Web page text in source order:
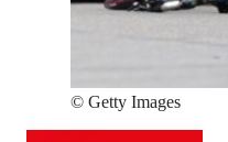
© Getty Images